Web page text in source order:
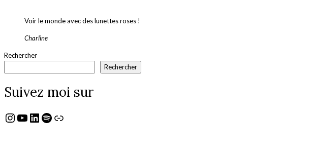
Voir le monde avec des lunettes roses !
Charline
Rechercher
Rechercher
Suivez moi sur
Instagram
YouTube
LinkedIn
Spotify
Lien